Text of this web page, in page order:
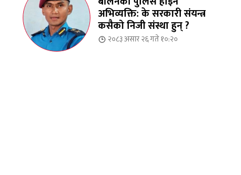
अभिव्यक्ति: के सरकारी संयन्त्र
कसैको निजी संस्था हुन् ?
२०८३ असार २६ गते १०:२०